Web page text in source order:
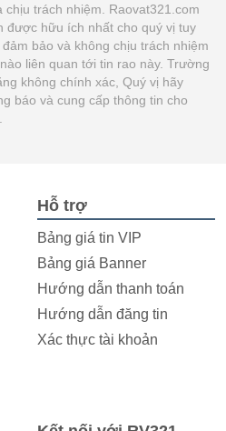
trách nhiệm. Raovat321.com
được hữu ích nhất cho quý vị tuy
bảo và không chịu trách nhiệm
liên quan tới tin rao này. Trường
không chính xác, Quý vị hãy
báo và cung cấp thông tin cho
Hỗ trợ
Bảng giá tin VIP
Bảng giá Banner
Hướng dẫn thanh toán
Hướng dẫn đăng tin
Xác thực tài khoản